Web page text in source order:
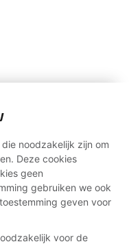
noodzakelijk zijn om
Deze cookies
geen
gebruiken we ook
geven voor
voor de